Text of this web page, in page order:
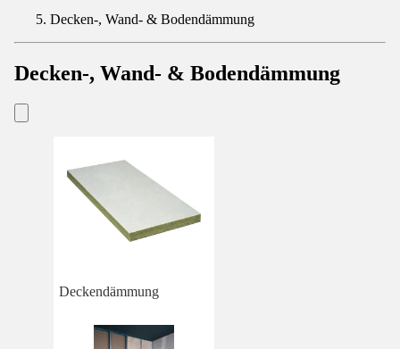
Decken-, Wand- & Bodendämmung
Decken-, Wand- & Bodendämmung
Deckendämmung